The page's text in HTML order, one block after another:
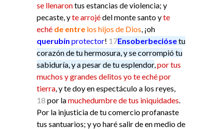
se llenarontus estancias de violencia; y
pecaste, yte arrojédel monte santo yte
eché de entre los hijos de Dios, ¡oh
querubín protector! 17Ensoberbeciósetu
corazón de tu hermosura, y se corrompió tu
sabiduría, y a pesar de tu esplendor,por tus
muchos y grandes delitos yo te eché por
tierra, y te doy en espectáculo a los reyes,
18 por lamuchedumbre de tus iniquidades.
Por la injusticia de tu comercio profanaste
tus santuarios; y yo haré salir de en medio de